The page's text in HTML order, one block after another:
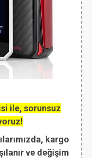
ile, sorunsuz
kargo
ve değişim